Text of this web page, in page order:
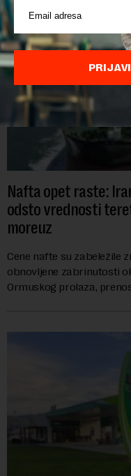
Nafta opet raste:
odsto vrednosti
moreuz
Cene nafte su zabeležile
obnovljene zabrinutosti
Ormuskog prolaza,